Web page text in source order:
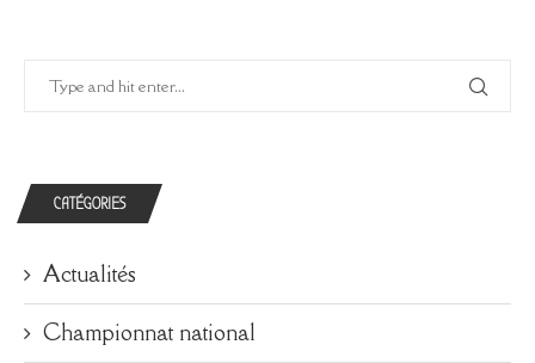
CATÉGORIES
Actualités
Championnat national